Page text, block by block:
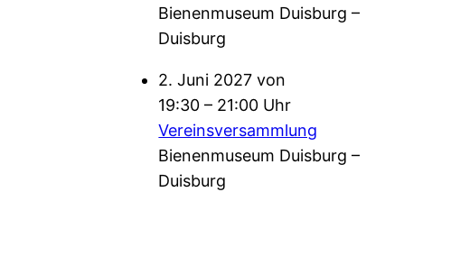
Bienenmuseum Duisburg –
Duisburg
2. Juni 2027 von
19:30 – 21:00 Uhr
Vereinsversammlung
Bienenmuseum Duisburg –
Duisburg